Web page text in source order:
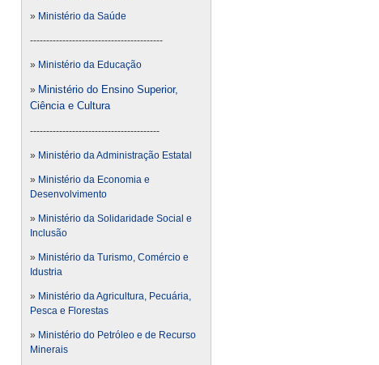
» Ministério da Saúde
-----------------------------------------
» Ministério da Educação
» Ministério do Ensino Superior,
Ciência e Cultura
----------------------------------------
» Ministério da Administração Estatal
» Ministério da Economia e
Desenvolvimento
» Ministério da Solidaridade Social e
Inclusão
» Ministério da Turismo, Comércio e
Idustria
» Ministério da Agricultura, Pecuária,
Pesca e Florestas
» Ministério do Petróleo e de Recurso
Minerais